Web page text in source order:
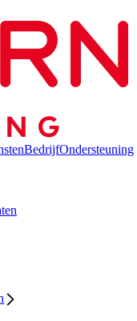
BedrijfOndersteuning